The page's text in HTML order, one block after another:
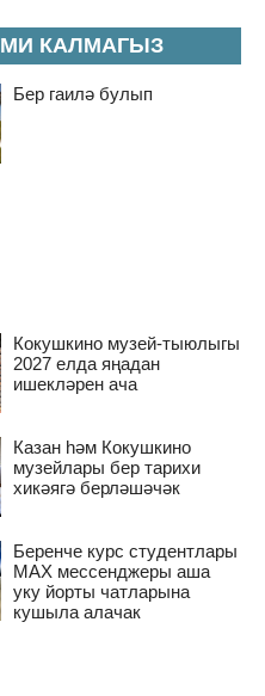
КАЛМАГЫЗ
Бер гаилә булып
Кокушкино музей-тыюлыгы
2027 елда яңадан
ишекләрен ача
Казан һәм Кокушкино
музейлары бер тарихи
хикәягә берләшәчәк
Беренче курс студентлары
MAX мессенджеры аша
уку йорты чатларына
кушыла алачак